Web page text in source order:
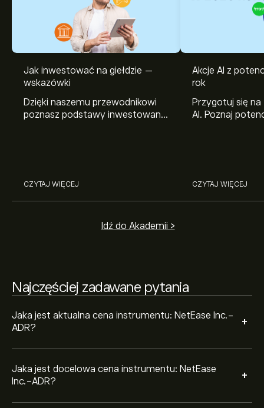
Jak inwestować na giełdzie —
wskazówki
Dzięki naszemu przewodnikowi
poznasz podstawy inwestowania
CZYTAJ WIĘCEJ
Akcje AI z
rok
Przygotuj się
AI. Poznaj
CZYTAJ WIĘCEJ
Idź do Akademii >
Najczęściej zadawane pytania
Jaka jest aktualna cena instrumentu: NetEase Inc.-
ADR?
+
Aktualna cena instrumentu: NTES wynosi 132.22‎$‎.
Jaka jest docelowa cena instrumentu: NetEase
Inc.-ADR?
+
Analitycy oferują prognozy dla instrumentu: NetEase
prognozy dotyczące przyszłych ruchów cen.
Kapitalizacja rynkowa NetEase Inc.-ADR wynosi
NTES z ostatnich 3 miesięcy, ogólny konsensus to